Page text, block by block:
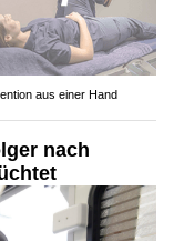
aus einer Hand
nach